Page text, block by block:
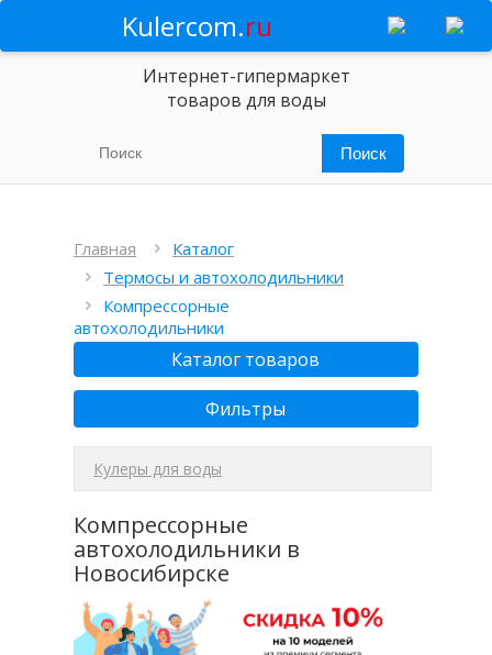
Kulercom.ru
Интернет-гипермаркет
товаров для воды
Главная
Каталог
Термосы и автохолодильники
Компрессорные
автохолодильники
Каталог товаров
Фильтры
Кулеры для воды
Компрессорные
автохолодильники в
Новосибирске